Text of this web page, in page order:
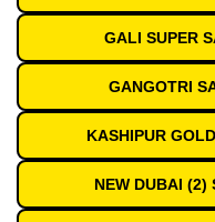
GALI SUPER
GANGOTRI
KASHIPUR
NEW DUBAI (2)